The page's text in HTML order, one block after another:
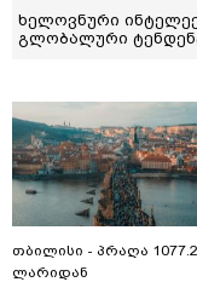
ხელოვნური
გლობალური
თბილისი - პრაღა
ლარიდან